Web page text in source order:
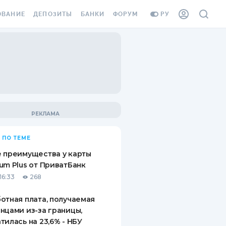
РУ
ВИНЬЕТКА
СОТРУДНИКОВ
ОТ
СЛУЧАЕВ
ДЕПОЗИТЫ
ВОПРОСЫ И ОТВЕТЫ
ПУТЕВОДИТЕЛИ ПО
БАНКИ ФОРУМ
ПО ТЕМЕ
преимущества у карты
Plus от ПриватБанк
268
плата, получаемая
из-за границы,
на 23,6% - НБУ